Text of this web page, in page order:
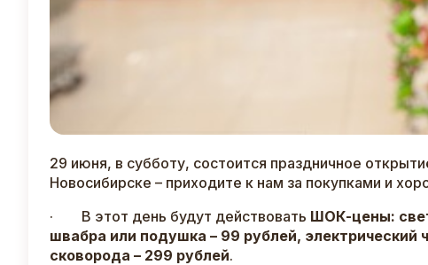
29 июня, в субботу, состоится праздничное
Новосибирске – приходите к нам за покупками и
· В этот день будут действовать ШОК-цены:
швабра или подушка – 99 рублей, электрический
сковорода – 299 рублей.